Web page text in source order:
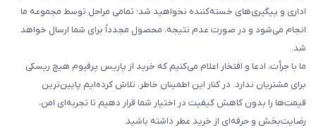
اداری و پیگیری‌های خسته‌کننده نخواهید شد؛ تمامی مراحل توسط مجموعه ما
انجام می‌شود و در صورت عدم نتیجه، محصول مجدداً برای شما ارسال خواهد
شد.
ما با جرأت، ادعا و افتخار اعلام می‌کنیم که خرید از پاریس پرفیوم هیچ ریسکی
برای مشتریان ندارد. در کنار این اطمینان خاطر، تلاش کرده‌ایم پایین‌ترین
قیمت‌ها را بدون کاهش کیفیت در اختیار شما قرار دهیم تا تجربه‌ای امن،
رضایت‌بخش و حرفه‌ای از خرید عطر داشته باشید.